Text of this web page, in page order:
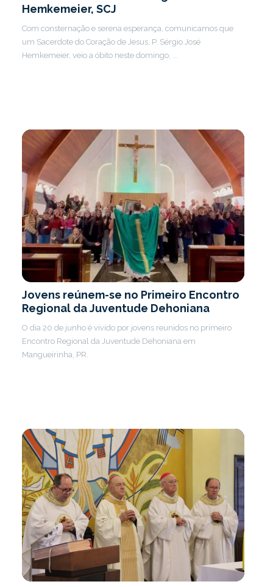
Hemkemeier, SCJ
Com consternação e serena esperança, comunicamos que
um Sacerdote do Coração de Jesus, P. Sérgio José
Hemkemeier, veio a óbito neste domingo, ...
Jovens reúnem-se no Primeiro Encontro
Regional da Juventude Dehoniana
O dia 20 de junho é vivido por jovens reunidos no primeiro
Encontro Regional da Juventude Dehoniana em
Mangueirinha, PR.